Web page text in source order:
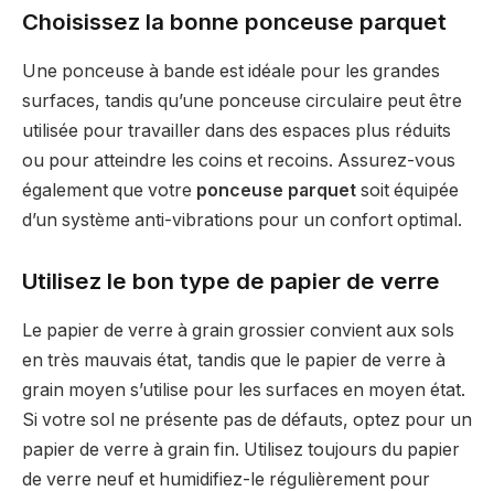
Choisissez la bonne ponceuse parquet
Une ponceuse à bande est idéale pour les grandes
surfaces, tandis qu’une ponceuse circulaire peut être
utilisée pour travailler dans des espaces plus réduits
ou pour atteindre les coins et recoins. Assurez-vous
également que votre ponceuse parquet soit équipée
d’un système anti-vibrations pour un confort optimal.
Utilisez le bon type de papier de verre
Le papier de verre à grain grossier convient aux sols
en très mauvais état, tandis que le papier de verre à
grain moyen s’utilise pour les surfaces en moyen état.
Si votre sol ne présente pas de défauts, optez pour un
papier de verre à grain fin. Utilisez toujours du papier
de verre neuf et humidifiez-le régulièrement pour